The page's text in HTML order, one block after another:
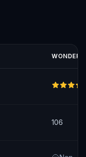
WONDER
106